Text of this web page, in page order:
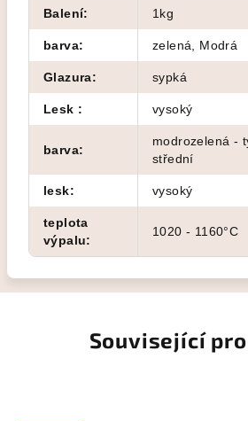
Balení: 1kg
barva: zelená, Modrá
Glazura: sypká
Lesk : vysoký
barva:
modrozelená -
střední
lesk: vysoký
teplota
výpalu:
1020 - 1160°C
Související